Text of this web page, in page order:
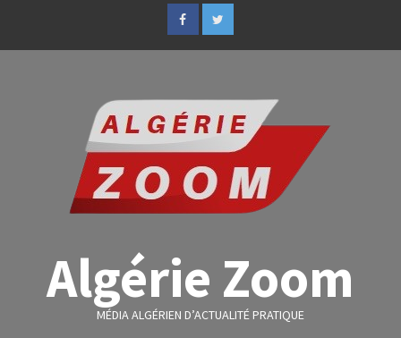
Algérie Zoom
MÉDIA ALGÉRIEN D’ACTUALITÉ PRATIQUE